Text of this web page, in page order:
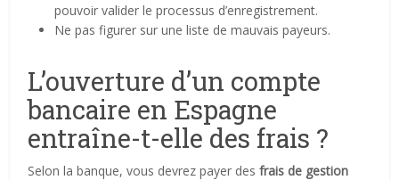
pouvoir valider le processus d’enregistrement.
Ne pas figurer sur une liste de mauvais payeurs.
L’ouverture d’un compte
bancaire en Espagne
entraîne-t-elle des frais ?
Selon la banque, vous devrez payer desfrais de gestion